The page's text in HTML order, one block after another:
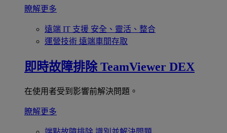
瞭解更多
遠端 IT 支援 安全、靈活、整合
運營技術 遠端車間存取
即時故障排除 TeamViewer DEX
在使用者受到影響前解決問題。
瞭解更多